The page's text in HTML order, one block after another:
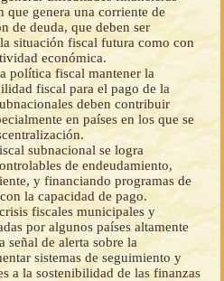
que genera una corriente de
de deuda, que deben ser
situación fiscal futura como con
económica.
política fiscal mantener la
fiscal para el pago de la
deben contribuir
en países en los que se
subnacional se logra
de endeudamiento,
y financiando programas de
la capacidad de pago.
fiscales municipales y
por algunos países altamente
señal de alerta sobre la
sistemas de seguimiento y
a la sostenibilidad de las finanzas